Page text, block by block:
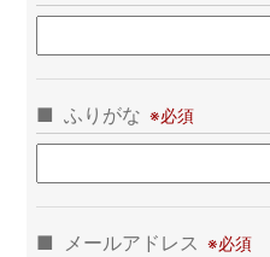
ふりがな
メールアドレス